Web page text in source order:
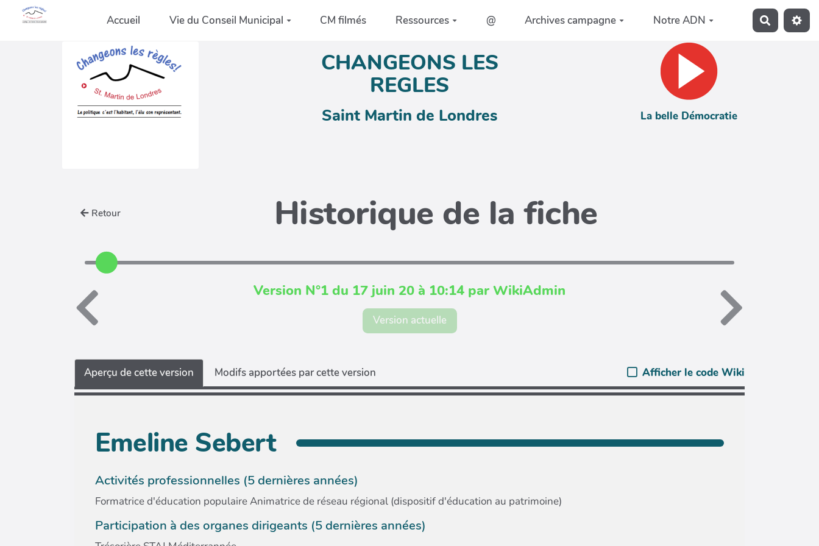
Accueil Vie du Conseil Municipal CM filmés Ressources @ Archives campagne Notre ADN
CHANGEONS LES
REGLES
Saint Martin de Londres La belle Démocratie
Retour Historique de la fiche
Version N°1 du 17 juin 20 à 10:14 par WikiAdmin
Version actuelle
Aperçu de cette version Modifs apportées par cette version Afficher le code Wiki
Emeline Sebert
Activités professionnelles (5 dernières années)
Formatrice d'éducation populaire Animatrice de réseau régional (dispositif d'éducation au patrimoine)
Participation à des organes dirigeants (5 dernières années)